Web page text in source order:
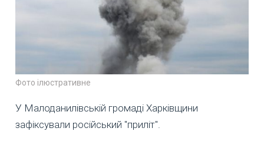
Фото ілюстративне
У Малоданилівській громаді Харківщини
зафіксували російський "приліт".